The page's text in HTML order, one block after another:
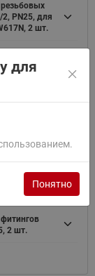
PN25, для
2 шт.
PN25, для
2 шт.
для
Понятно